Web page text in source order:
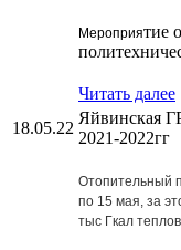
Мероприятие
Читать далее
18.05.22
Яйвинская
2021-2022гг
Отопительный
по 15 мая, за
тыс Гкал